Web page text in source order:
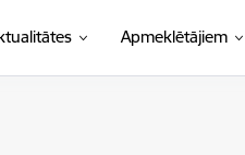
Apmeklētājiem